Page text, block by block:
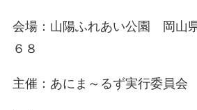
会場：山陽ふれあい公園 岡山
６８
主催：あにま～るず実行委員会